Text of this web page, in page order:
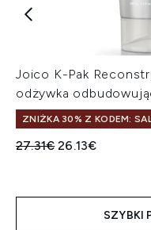
Joico K-Pak
odżywka
ZNIŻKA 30% Z KODEM:
Sugerowana cena
27.31€Aktualna cena:
26.13€
SZYBKI